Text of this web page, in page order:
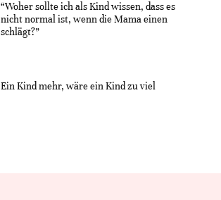
“Woher sollte ich als Kind wissen, dass es
nicht normal ist, wenn die Mama einen
schlägt?”
Ein Kind mehr, wäre ein Kind zu viel